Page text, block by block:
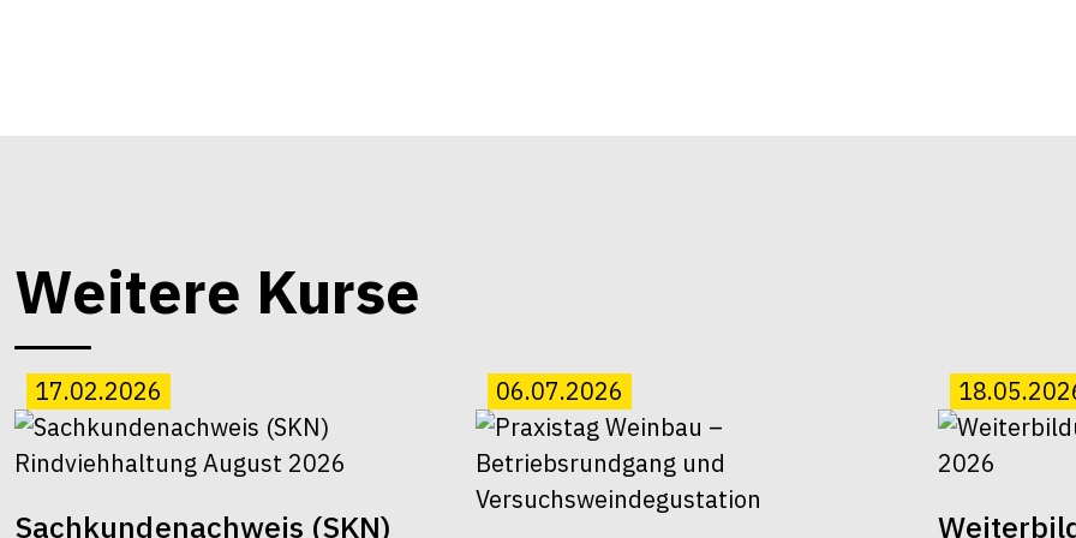
Weitere Kurse
17.02.2026
Sachkundenachweis (SKN)
06.07.2026